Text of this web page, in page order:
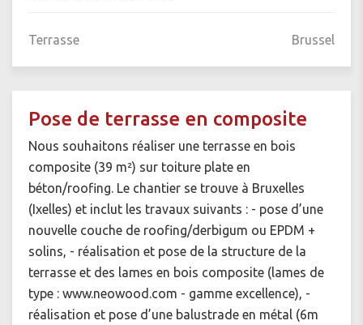
Terrasse Brussel
Pose de terrasse en composite
Nous souhaitons réaliser une terrasse en bois
composite (39 m²) sur toiture plate en
béton/roofing. Le chantier se trouve à Bruxelles
(Ixelles) et inclut les travaux suivants : - pose d’une
nouvelle couche de roofing/derbigum ou EPDM +
solins, - réalisation et pose de la structure de la
terrasse et des lames en bois composite (lames de
type : www.neowood.com - gamme excellence), -
réalisation et pose d’une balustrade en métal (6m